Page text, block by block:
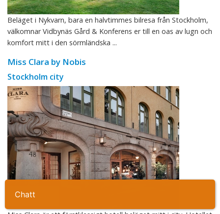
Ta kontakt
Beläget i Nykvarn, bara en halvtimmes bilresa från Stockholm,
välkomnar Vidbynäs Gård & Konferens er till en oas av lugn och
komfort mitt i den sörmländska ...
Miss Clara by Nobis
Stockholm city